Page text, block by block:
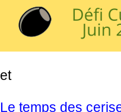
et
Le temps des